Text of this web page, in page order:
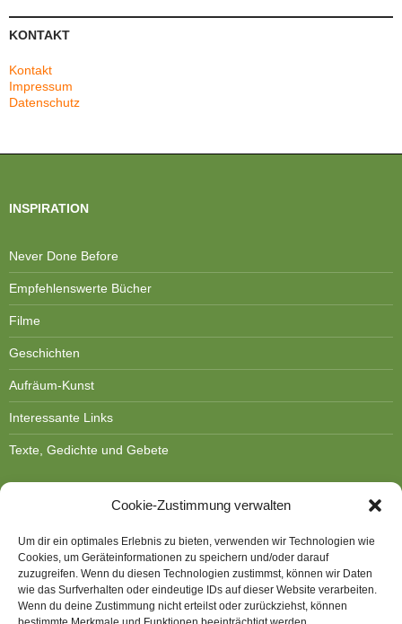
Cookie-Zustimmung verwalten
Um dir ein optimales Erlebnis zu bieten, verwenden wir Technologien wie
Cookies, um Geräteinformationen zu speichern und/oder darauf
zuzugreifen. Wenn du diesen Technologien zustimmst, können wir Daten
wie das Surfverhalten oder eindeutige IDs auf dieser Website verarbeiten.
Wenn du deine Zustimmung nicht erteilst oder zurückziehst, können
KONTAKT
Kontakt
Impressum
Datenschutz
INSPIRATION
Never Done Before
Empfehlenswerte Bücher
Filme
Geschichten
Aufräum-Kunst
Interessante Links
Texte, Gedichte und Gebete
DOROTHEE BORNATH
Kontakt